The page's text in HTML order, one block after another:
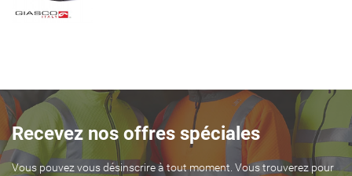
Recevez nos offres spéciales
Vous pouvez vous désinscrire à tout moment. Vous trouverez pour